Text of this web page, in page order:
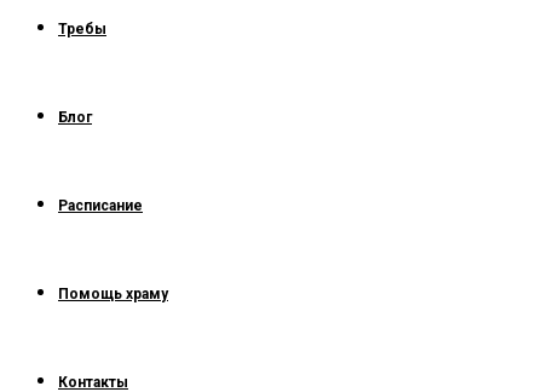
Требы
Блог
Расписание
Помощь храму
Контакты